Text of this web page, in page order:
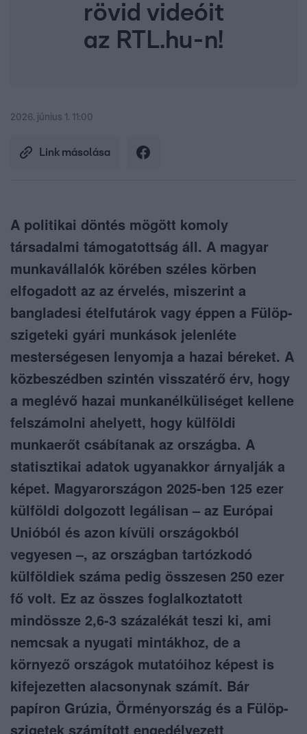
rövid videóit
az RTL.hu-n!
2026. június 1. 11:00
Link másolása
A politikai döntés mögött komoly
társadalmi támogatottság áll. A magyar
munkavállalók körében széles körben
elfogadott az az érvelés, miszerint a
bangladesi ételfutárok vagy éppen a Fülöp-
szigeteki gyári munkások jelenléte
mesterségesen lenyomja a hazai béreket. A
közbeszédben szintén visszatérő érv, hogy
a meglévő hazai munkanélküliséget kellene
felszámolni ahelyett, hogy külföldi
munkaerőt csábítanak az országba. A
statisztikai adatok ugyanakkor árnyalják a
képet. Magyarországon 2025-ben 125 ezer
külföldi dolgozott legálisan – az Európai
Unióból és azon kívüli országokból
vegyesen –, az országban tartózkodó
külföldiek száma pedig összesen 250 ezer
fő volt. Ez az összes foglalkoztatott
mindössze 2,6-3 százalékát teszi ki, ami
nemcsak a nyugati mintákhoz, de a
környező országok mutatóihoz képest is
kifejezetten alacsonynak számít. Bár
papíron Grúzia, Örményország és a Fülöp-
szigetek számított engedélyezett